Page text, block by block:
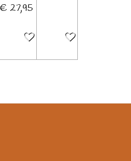
€ 27,95
Bekijk detailsBekijk details